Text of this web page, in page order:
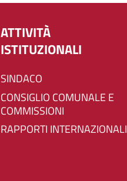
ATTIVITÀ
ISTITUZIONALI
SINDACO
CONSIGLIO COMUNALE E
COMMISSIONI
RAPPORTI INTERNAZIONALI